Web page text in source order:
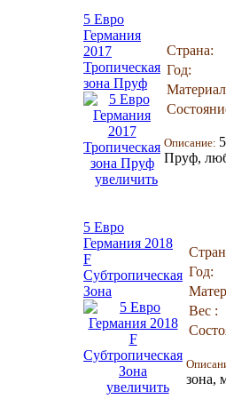
5 Евро
Германия
2017
Тропическая
зона Пруф
увеличить
Страна:
Год:
Описание:
Пруф,
5 Евро
Германия 2018
F
Субтропическая
Зона
увеличить
Год:
Вес :
зона,